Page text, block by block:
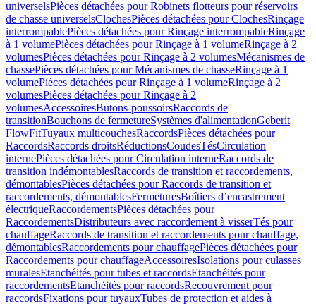
universelsPièces détachées pour Robinets flotteurs pour réservoirs
de chasse universelsClochesPièces détachées pour ClochesRinçage
interrompablePièces détachées pour Rinçage interrompableRinçage
à 1 volumePièces détachées pour Rinçage à 1 volumeRinçage à 2
volumesPièces détachées pour Rinçage à 2 volumesMécanismes de
chassePièces détachées pour Mécanismes de chasseRinçage à 1
volumePièces détachées pour Rinçage à 1 volumeRinçage à 2
volumesPièces détachées pour Rinçage à 2
volumesAccessoiresButons-poussoirsRaccords de
transitionBouchons de fermetureSystèmes d'alimentationGeberit
FlowFitTuyaux multicouchesRaccordsPièces détachées pour
RaccordsRaccords droitsRéductionsCoudesTésCirculation
internePièces détachées pour Circulation interneRaccords de
transition indémontablesRaccords de transition et raccordements,
démontablesPièces détachées pour Raccords de transition et
raccordements, démontablesFermeturesBoîtiers d’encastrement
électriqueRaccordementsPièces détachées pour
RaccordementsDistributeurs avec raccordement à visserTés pour
chauffageRaccords de transition et raccordements pour chauffage,
démontablesRaccordements pour chauffagePièces détachées pour
Raccordements pour chauffageAccessoiresIsolations pour culasses
muralesEtanchéités pour tubes et raccordsEtanchéités pour
raccordementsEtanchéités pour raccordsRecouvrement pour
raccordsFixations pour tuyauxTubes de protection et aides à